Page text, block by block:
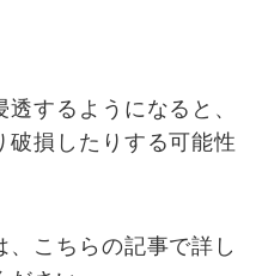
するようになると、
破損したりする可能性
こちらの記事で詳し